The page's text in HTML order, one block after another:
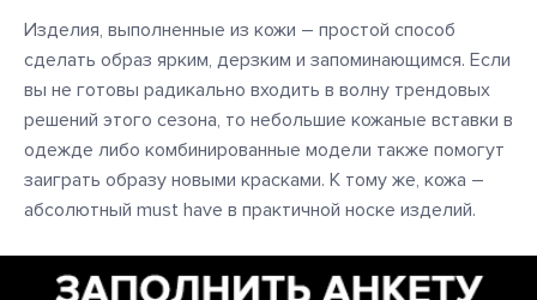
Изделия, выполненные из кожи – простой способ
сделать образ ярким, дерзким и запоминающимся. Если
вы не готовы радикально входить в волну трендовых
решений этого сезона, то небольшие кожаные вставки в
одежде либо комбинированные модели также помогут
заиграть образу новыми красками. К тому же, кожа –
абсолютный must have в практичной носке изделий.